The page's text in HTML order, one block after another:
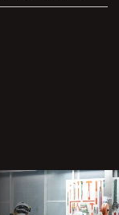
ブル式を採用する
え、低空頭下での
らに、コンパク
中の交通規制な
することができ